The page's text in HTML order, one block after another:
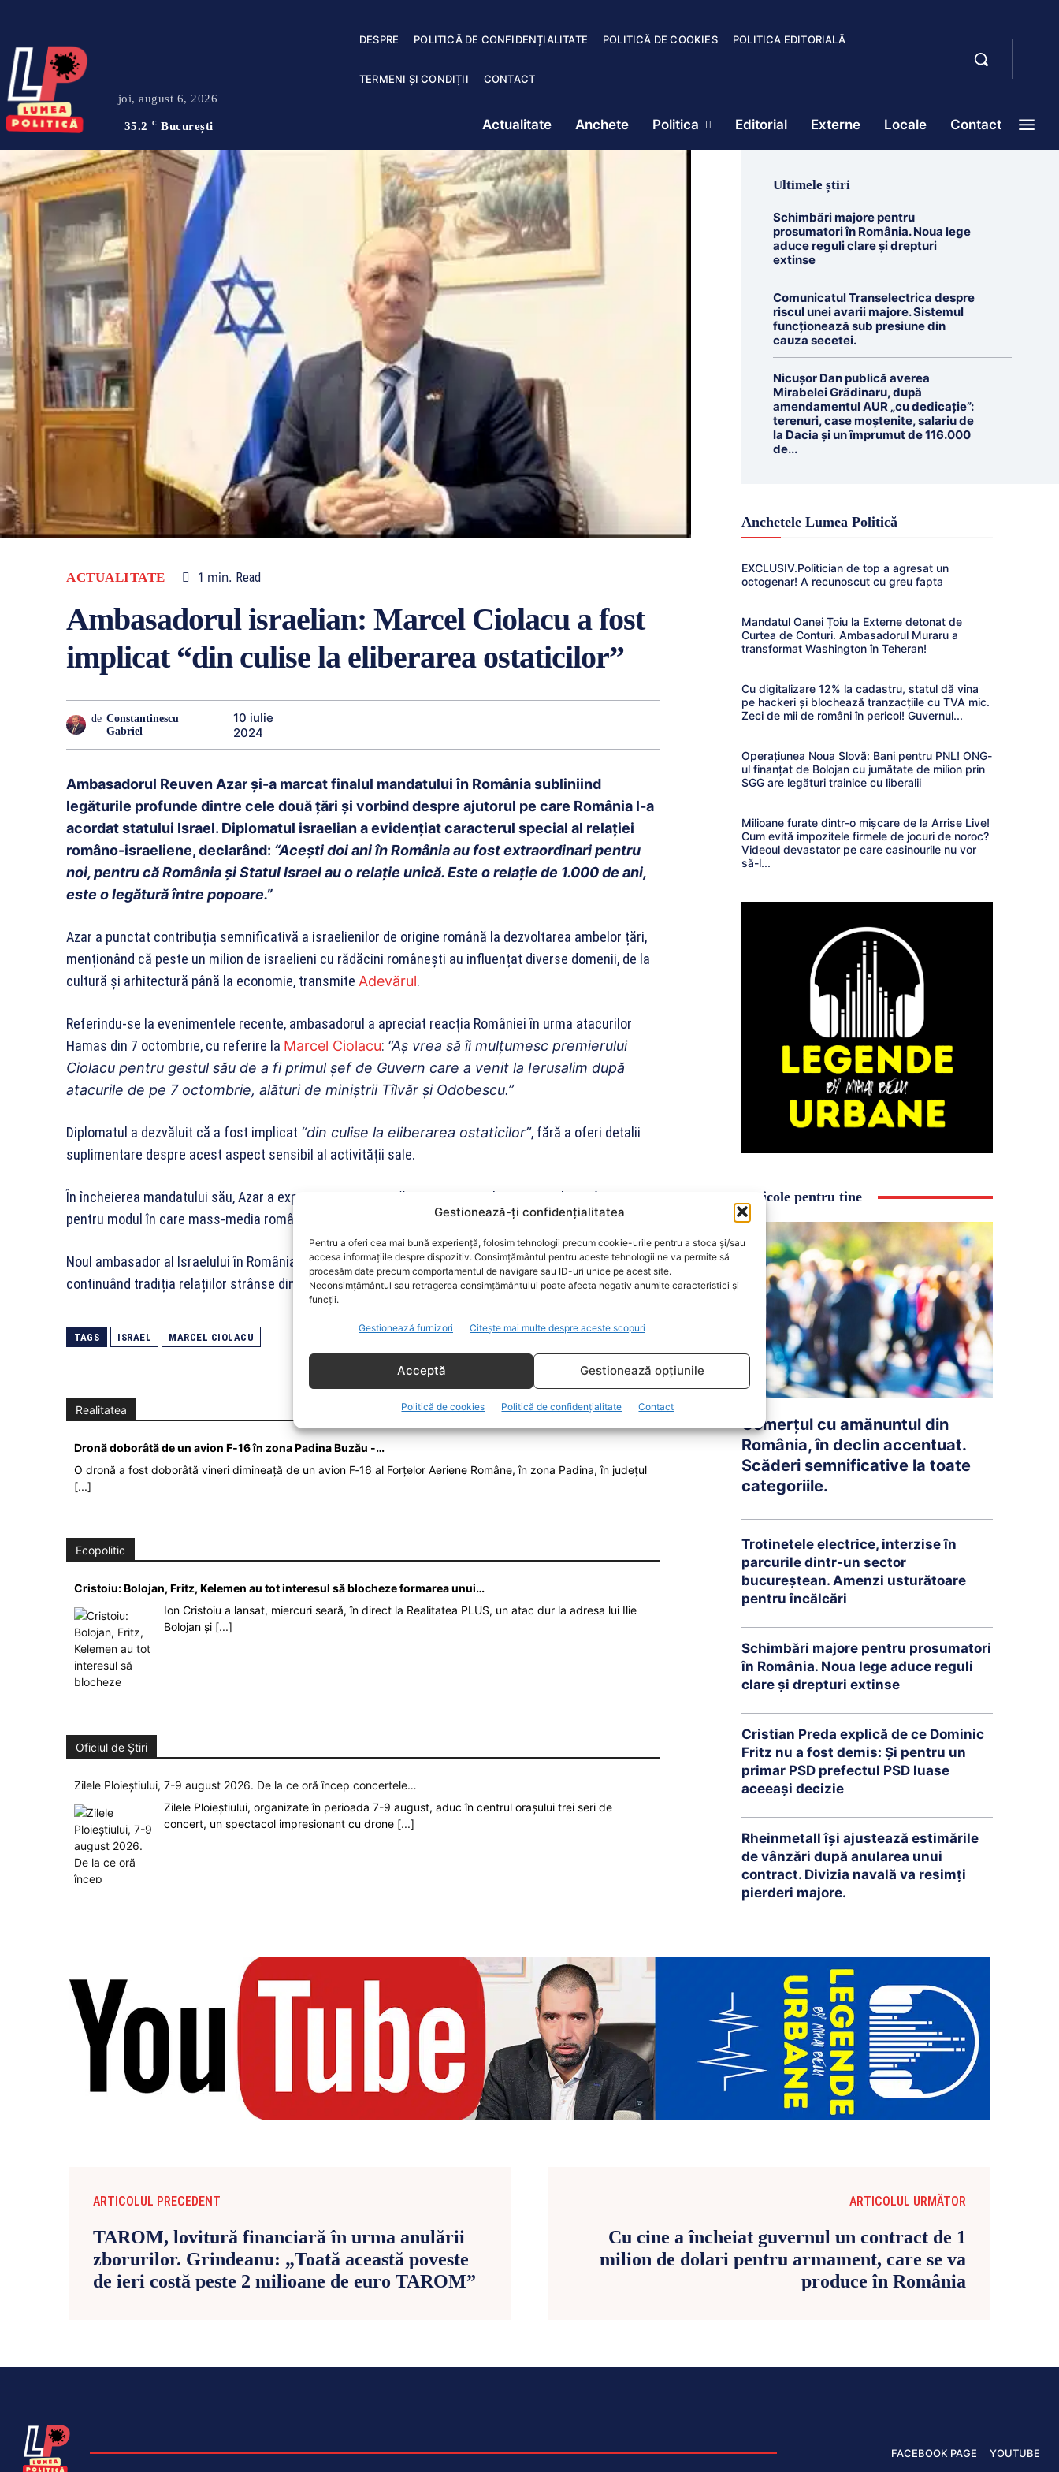
Gestionează-ți confidențialitatea
Pentru a oferi cea mai bună experiență, folosim tehnologii precum cookie-urile pentru a stoca și/sau
accesa informațiile despre dispozitiv. Consimțământul pentru aceste tehnologii ne va permite să
procesăm date precum comportamentul de navigare sau ID-uri unice pe acest site.
Neconsimțământul sau retragerea consimțământului poate afecta negativ anumite caracteristici și
funcții.
Gestionează furnizori Citește mai multe despre aceste scopuri
Acceptă Gestionează opțiunile
Politică de cookies Politică de confidențialitate Contact
joi, august 6, 2026
35.2 C București
DESPRE POLITICĂ DE CONFIDENȚIALITATE POLITICĂ DE COOKIES POLITICA EDITORIALĂ
TERMENI ȘI CONDIȚII CONTACT
Actualitate Anchete Politica Editorial Externe Locale Contact
ACTUALITATE 1 min. Read
Ambasadorul israelian: Marcel Ciolacu a fost
implicat “din culise la eliberarea ostaticilor”
de Constantinescu
Gabriel
10 iulie
2024
Ambasadorul Reuven Azar și-a marcat finalul mandatului în România subliniind
legăturile profunde dintre cele două țări și vorbind despre ajutorul pe care România l-a
acordat statului Israel. Diplomatul israelian a evidențiat caracterul special al relației
româno-israeliene, declarând: “Acești doi ani în România au fost extraordinari pentru
noi, pentru că România şi Statul Israel au o relaţie unică. Este o relaţie de 1.000 de ani,
este o legătură între popoare.”
Azar a punctat contribuția semnificativă a israelienilor de origine română la dezvoltarea ambelor țări,
menționând că peste un milion de israelieni cu rădăcini românești au influențat diverse domenii, de la
cultură și arhitectură până la economie, transmite Adevărul.
Referindu-se la evenimentele recente, ambasadorul a apreciat reacția României în urma atacurilor
Hamas din 7 octombrie, cu referire la Marcel Ciolacu: “Aş vrea să îi mulţumesc premierului
Ciolacu pentru gestul său de a fi primul şef de Guvern care a venit la Ierusalim după
atacurile de pe 7 octombrie, alături de miniştrii Tîlvăr şi Odobescu.”
Diplomatul a dezvăluit că a fost implicat “din culise la eliberarea ostaticilor”, fără a oferi detalii
suplimentare despre acest aspect sensibil al activității sale.
În încheierea mandatului său, Azar a exprimat recunoștință pentru sprijinul constant al României și
pentru modul în care mass-media română a relatat evenimentele din Israel.
Noul ambasador al Israelului în România, Lior Ben Dor, își va începe mandatul în luna august,
continuând tradiția relațiilor strânse dintre cele două țări.
TAGS ISRAEL MARCEL CIOLACU
Realitatea
Dronă doborâtă de un avion F‑16 în zona Padina Buzău -…
O dronă a fost doborâtă vineri dimineață de un avion F‑16 al Forțelor Aeriene Române, în zona Padina, în județul
[...]
Ecopolitic
Cristoiu: Bolojan, Fritz, Kelemen au tot interesul să blocheze formarea unui…
Ion Cristoiu a lansat, miercuri seară, în direct la Realitatea PLUS, un atac dur la adresa lui Ilie
Bolojan și [...]
Oficiul de Știri
Zilele Ploieștiului, 7-9 august 2026. De la ce oră încep concertele…
Zilele Ploieștiului, organizate în perioada 7-9 august, aduc în centrul orașului trei seri de
concert, un spectacol impresionant cu drone [...]
Ultimele știri
Schimbări majore pentru
prosumatori în România. Noua lege
aduce reguli clare și drepturi
extinse
Comunicatul Transelectrica despre
riscul unei avarii majore. Sistemul
funcționează sub presiune din
cauza secetei.
Nicușor Dan publică averea
Mirabelei Grădinaru, după
amendamentul AUR „cu dedicație”:
terenuri, case moștenite, salariu de
la Dacia și un împrumut de 116.000
de...
Anchetele Lumea Politică
EXCLUSIV.Politician de top a agresat un
octogenar! A recunoscut cu greu fapta
Mandatul Oanei Țoiu la Externe detonat de
Curtea de Conturi. Ambasadorul Muraru a
transformat Washington în Teheran!
Cu digitalizare 12% la cadastru, statul dă vina
pe hackeri și blochează tranzacțiile cu TVA mic.
Zeci de mii de români în pericol! Guvernul...
Operațiunea Noua Slovă: Bani pentru PNL! ONG-
ul finanțat de Bolojan cu jumătate de milion prin
SGG are legături trainice cu liberalii
Milioane furate dintr-o mișcare de la Arrise Live!
Cum evită impozitele firmele de jocuri de noroc?
Videoul devastator pe care casinourile nu vor
să-l...
Articole pentru tine
Comerțul cu amănuntul din
România, în declin accentuat.
Scăderi semnificative la toate
categoriile.
Trotinetele electrice, interzise în
parcurile dintr-un sector
bucureștean. Amenzi usturătoare
pentru încălcări
Schimbări majore pentru prosumatori
în România. Noua lege aduce reguli
clare și drepturi extinse
Cristian Preda explică de ce Dominic
Fritz nu a fost demis: Și pentru un
primar PSD prefectul PSD luase
aceeași decizie
Rheinmetall își ajustează estimările
de vânzări după anularea unui
contract. Divizia navală va resimți
pierderi majore.
ARTICOLUL PRECEDENT
TAROM, lovitură financiară în urma anulării
zborurilor. Grindeanu: „Toată această poveste
de ieri costă peste 2 milioane de euro TAROM”
ARTICOLUL URMĂTOR
Cu cine a încheiat guvernul un contract de 1
milion de dolari pentru armament, care se va
produce în România
FACEBOOK PAGE YOUTUBE